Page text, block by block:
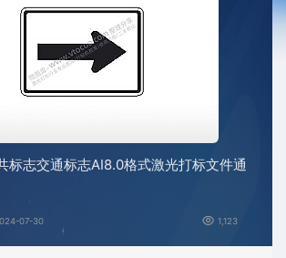
标志交通标志AI8.0格式激光打标文件通
07-30 1,123